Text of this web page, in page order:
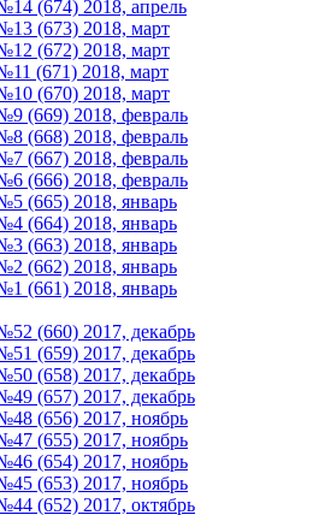
(674) 2018, апрель
(673) 2018, март
(672) 2018, март
(671) 2018, март
(670) 2018, март
(669) 2018, февраль
(668) 2018, февраль
(667) 2018, февраль
(666) 2018, февраль
(665) 2018, январь
(664) 2018, январь
(663) 2018, январь
(662) 2018, январь
(661) 2018, январь
(660) 2017, декабрь
(659) 2017, декабрь
(658) 2017, декабрь
(657) 2017, декабрь
(656) 2017, ноябрь
(655) 2017, ноябрь
(654) 2017, ноябрь
(653) 2017, ноябрь
(652) 2017, октябрь